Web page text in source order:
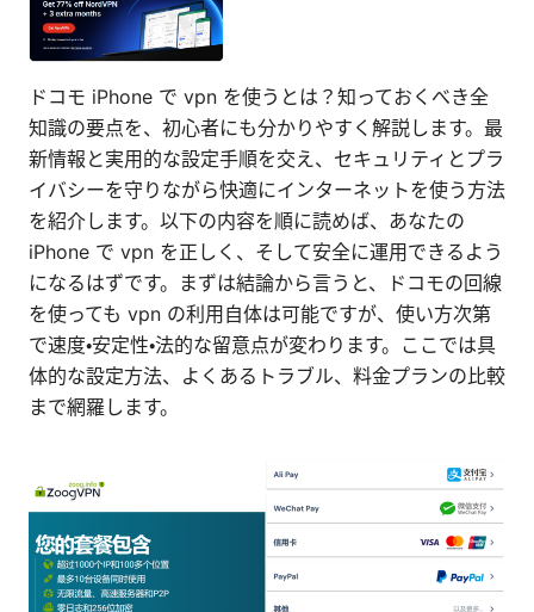
ドコモ iPhone で vpn を使うとは？知っておくべき全
知識の要点を、初心者にも分かりやすく解説します。最
新情報と実用的な設定手順を交え、セキュリティとプラ
イバシーを守りながら快適にインターネットを使う方法
を紹介します。以下の内容を順に読めば、あなたの
iPhone で vpn を正しく、そして安全に運用できるよう
になるはずです。まずは結論から言うと、ドコモの回線
を使っても vpn の利用自体は可能ですが、使い方次第
で速度・安定性・法的な留意点が変わります。ここでは具
体的な設定方法、よくあるトラブル、料金プランの比較
まで網羅します。